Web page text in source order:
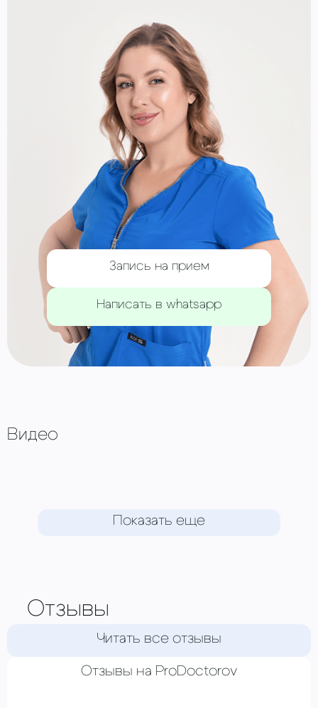
Запись на прием
Написать в whatsapp
Видео
Показать еще
Отзывы
Отзывы на ProDoctorov
Читать все отзывы